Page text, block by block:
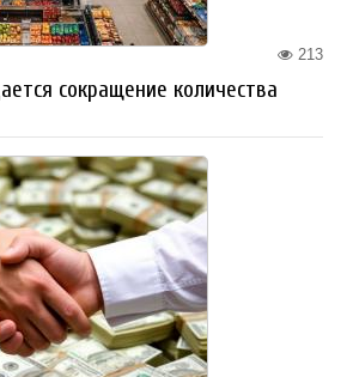
213
сокращение количества